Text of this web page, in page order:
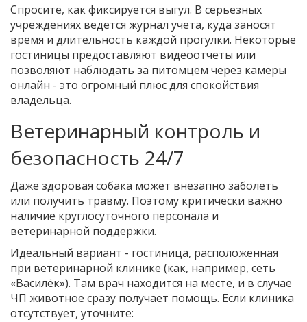
Спросите, как фиксируется выгул. В серьезных
учреждениях ведется журнал учета, куда заносят
время и длительность каждой прогулки. Некоторые
гостиницы предоставляют видеоотчеты или
позволяют наблюдать за питомцем через камеры
онлайн - это огромный плюс для спокойствия
владельца.
Ветеринарный контроль и
безопасность 24/7
Даже здоровая собака может внезапно заболеть
или получить травму. Поэтому критически важно
наличие круглосуточного персонала и
ветеринарной поддержки.
Идеальный вариант - гостиница, расположенная
при ветеринарной клинике (как, например, сеть
«Василёк»). Там врач находится на месте, и в случае
ЧП животное сразу получает помощь. Если клиника
отсутствует, уточните: